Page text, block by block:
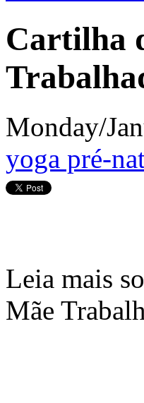
Cartilha
Monday/
yoga pré-
Leia mais
Mãe